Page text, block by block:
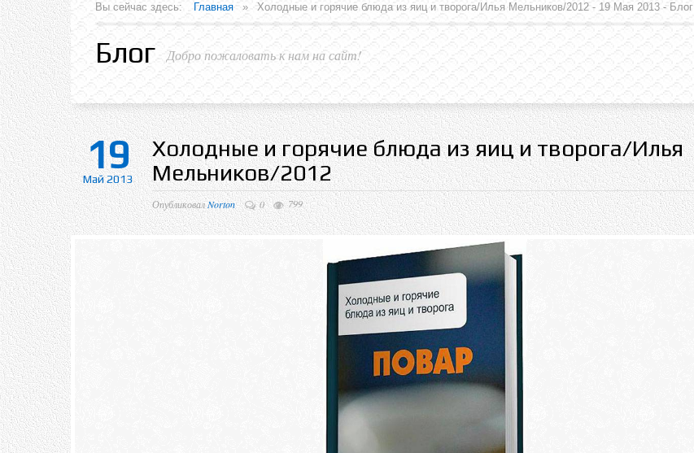
Вы сейчас здесь: Главная » Холодные и горячие блюда из яиц и творога/Илья Мельников/2012 - 19 Мая 2013 - Блог
Блог Добро пожаловать к нам на сайт!
19
Май 2013
Холодные и горячие блюда из яиц и творога/Илья
Мельников/2012
ОпубликовалNorton 0 799